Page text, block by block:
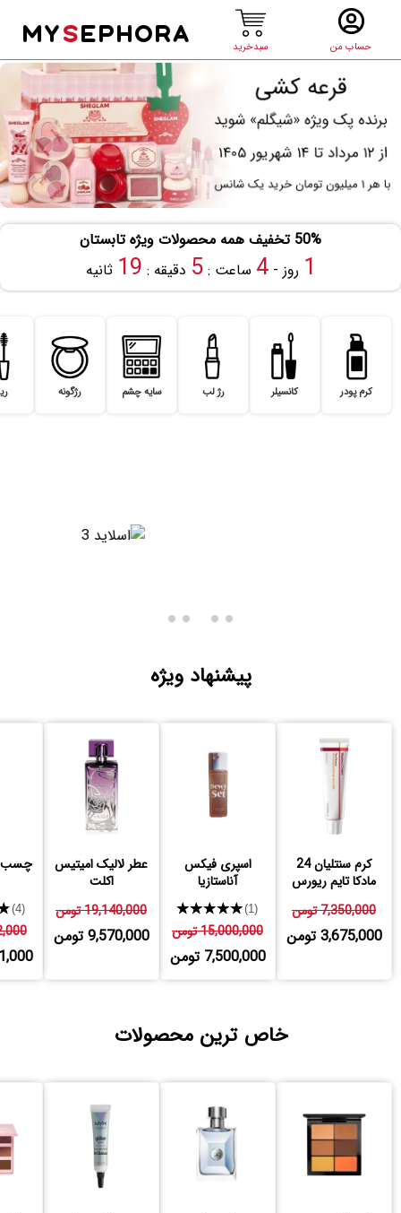
حساب من سبدخرید
MYSEPHORA
50% تخفیف همه محصولات ویژه تابستان
1 روز -4 ساعت :5 دقیقه : 19 ثانیه
کرم پودر کانسیلر رژ لب سایه چشم رژگونه
پیشنهاد ویژه
کرم سنتلیان 24
مادکا تایم ریورس
چروک
7,350,000 تومن
3,675,000 تومن
اسپری فیکس
آناستازیا
★★★★★(1)
15,000,000 تومن
7,500,000 تومن
عطر لالیک امیتیس
اکلت
19,140,000 تومن
9,570,000 تومن
چسب
(4)
خاص ترین محصولات